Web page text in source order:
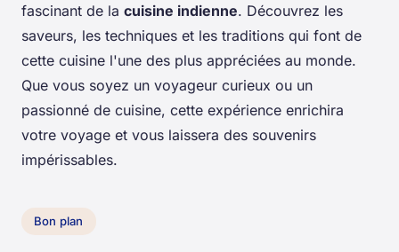
fascinant de la cuisine indienne. Découvrez les
saveurs, les techniques et les traditions qui font de
cette cuisine l'une des plus appréciées au monde.
Que vous soyez un voyageur curieux ou un
passionné de cuisine, cette expérience enrichira
votre voyage et vous laissera des souvenirs
impérissables.
Bon plan